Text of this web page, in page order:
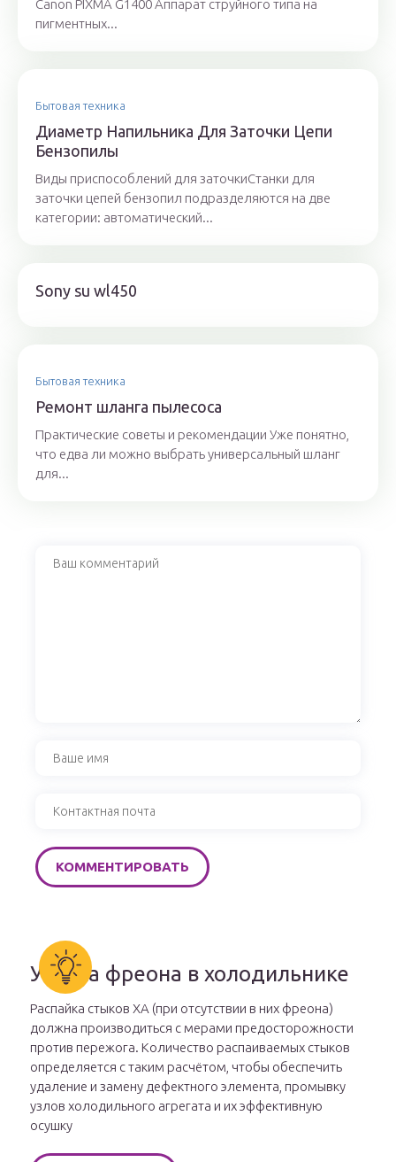
Canon PIXMA G1400 Аппарат струйного типа на
пигментных...
Бытовая техника
Диаметр Напильника Для Заточки Цепи
Бензопилы
Виды приспособлений для заточкиСтанки для
заточки цепей бензопил подразделяются на две
категории: автоматический...
Sony su wl450
Бытовая техника
Ремонт шланга пылесоса
Практические советы и рекомендации Уже понятно,
что едва ли можно выбрать универсальный шланг
для...
Утечка фреона в холодильнике
Распайка стыков ХА (при отсутствии в них фреона)
должна производиться с мерами предосторожности
против пережога. Количество распаиваемых стыков
определяется с таким расчётом, чтобы обеспечить
удаление и замену дефектного элемента, промывку
узлов холодильного агрегата и их эффективную
осушку